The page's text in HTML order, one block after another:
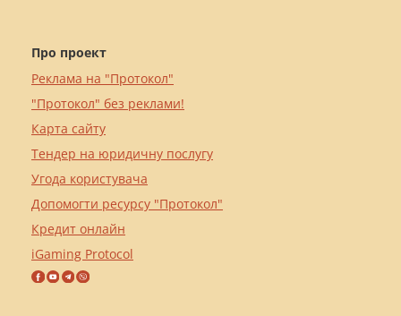
Про проект
Реклама на "Протокол"
"Протокол" без реклами!
Карта сайту
Тендер на юридичну послугу
Угода користувача
Допомогти ресурсу "Протокол"
Кредит онлайн
iGaming Protocol